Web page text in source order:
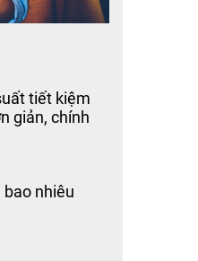
tiết kiệm
giản, chính
bao nhiêu